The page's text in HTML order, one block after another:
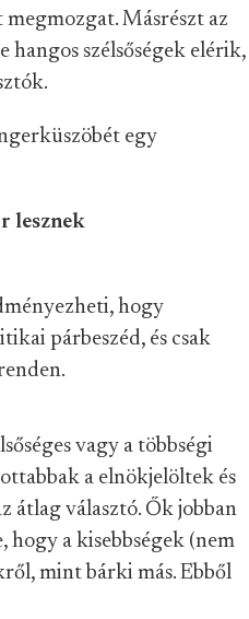
Másrészt az
szélsőségek elérik,
egy
lesznek
hogy
párbeszéd, és csak
vagy a többségi
a elnökjelöltek és
átlag választó. Ők jobban
hogy a kisebbségek (nem
mint bárki más. Ebből